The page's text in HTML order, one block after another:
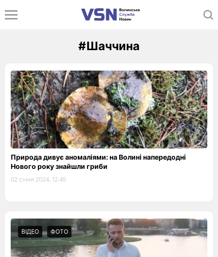
#Шаччина
Природа дивує аномаліями: на Волині напередодні
Нового року знайшли гриби
02 січня 2024, 12:45
ВІДЕО ФОТО